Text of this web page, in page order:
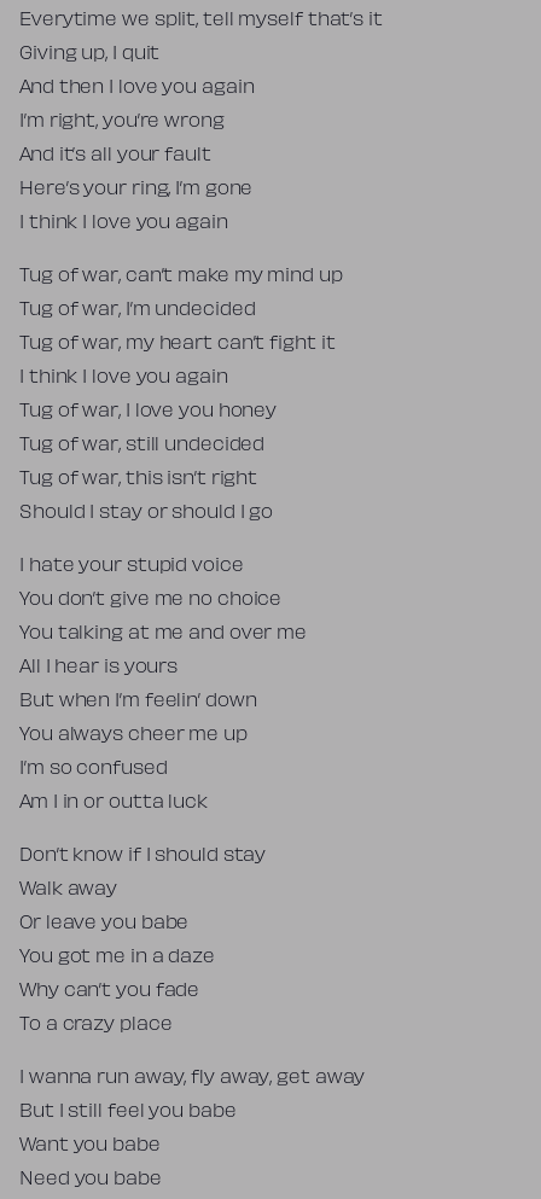
Everytime we split, tell myself that’s it
Giving up, I quit
And then I love you again
I’m right, you’re wrong
And it’s all your fault
Here’s your ring, I’m gone
I think I love you again
Tug of war, can’t make my mind up
Tug of war, I’m undecided
Tug of war, my heart can’t fight it
I think I love you again
Tug of war, I love you honey
Tug of war, still undecided
Tug of war, this isn’t right
Should I stay or should I go
I hate your stupid voice
You don’t give me no choice
You talking at me and over me
All I hear is yours
But when I’m feelin’ down
You always cheer me up
I’m so confused
Am I in or outta luck
Don’t know if I should stay
Walk away
Or leave you babe
You got me in a daze
Why can’t you fade
To a crazy place
I wanna run away, fly away, get away
But I still feel you babe
Want you babe
Need you babe